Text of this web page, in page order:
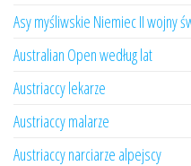
Asy myśliwskie Niemiec II wojny
Australian Open według lat
Austriaccy lekarze
Austriaccy malarze
Austriaccy narciarze alpejscy